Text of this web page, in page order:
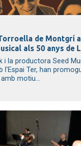
de Montgrí
als 50 anys de
i la productora Seed
l'Espai Ter, han
motiu...